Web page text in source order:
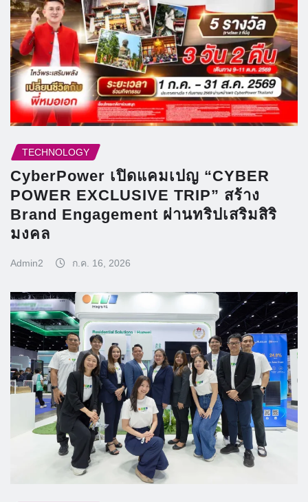
TECHNOLOGY
CyberPower เปิดแคมเปญ “CYBER
POWER EXCLUSIVE TRIP” สร้าง
Brand Engagement ผ่านทริปเสริมสิริ
มงคล
Admin2 ก.ค. 16, 2026